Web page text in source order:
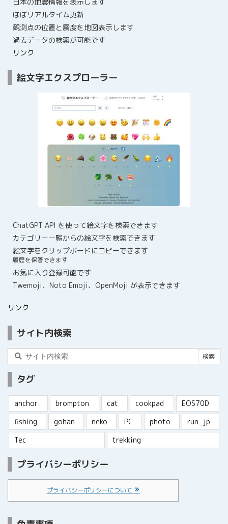
ほぼリアルタイム更新
観測点の位置と震度を地図表示します
過去データの検索が可能です
リンク
絵文字エクスプローラー
ChatGPT API を使って絵文字を検索できます
カテゴリー一覧からの絵文字を検索できます
絵文字をクリップボードにコピーできます
履歴を保管できます
お気に入り登録可能です
Twemoji、Noto Emoji、OpenMoji が表示できます
リンク
サイト内検索
タグ
anchor brompton cat cookpad
EOS70D
fishing
gohan neko PC photo
run_jp
Tec
trekking
プライバシーポリシー
プライバシーポリシーについて